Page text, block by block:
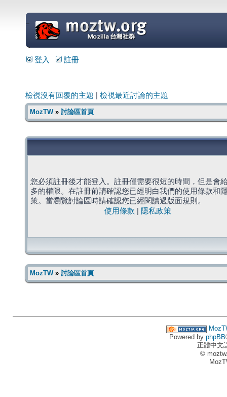
=
登入 註冊
檢視沒有回覆的主題 檢視最近討論的主題
MozTW» 討論區首頁
您必須註冊後才能登入。註冊僅需要很短的時間，但是會
多的權限。在註冊前請確認您已經明白我們的使用條款和
策。當瀏覽討論區時請確認您已經閱讀過版面規則。
使用條款
隱私政策
MozTW» 討論區首頁
Powered by phpBB
正體中文
©